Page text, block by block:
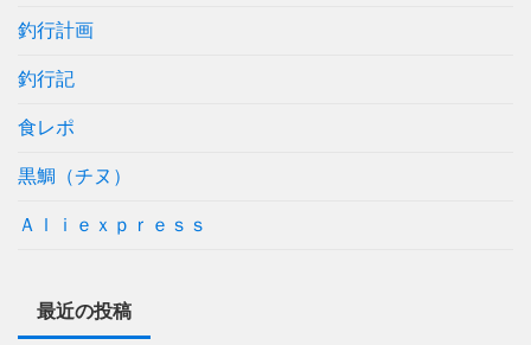
釣行計画
釣行記
食レポ
黒鯛（チヌ）
Ａｌｉｅｘｐｒｅｓｓ
最近の投稿